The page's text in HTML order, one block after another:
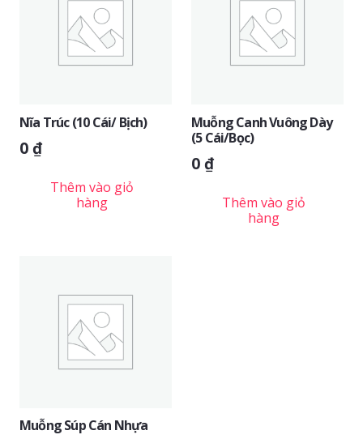
Nĩa Trúc (10 Cái/ Bịch)
0₫
Thêm vào giỏ
hàng
Muỗng Canh Vuông Dày
(5 Cái/bọc)
0₫
Thêm vào giỏ
hàng
Muỗng Súp Cán Nhựa